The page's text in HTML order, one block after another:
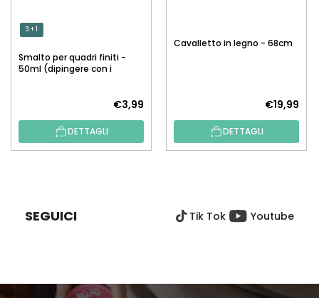
3 + 1
Smalto per quadri finiti -
50ml (dipingere con i
€3,99
DETTAGLI
Cavalletto in legno - 68cm
€19,99
DETTAGLI
G
SEGUICI Tik Tok Youtube